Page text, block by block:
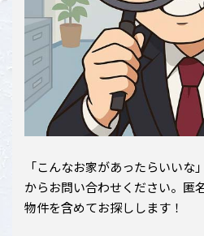
「こんなお家があったらいい
からお問い合わせください。匿
物件を含めてお探しします！